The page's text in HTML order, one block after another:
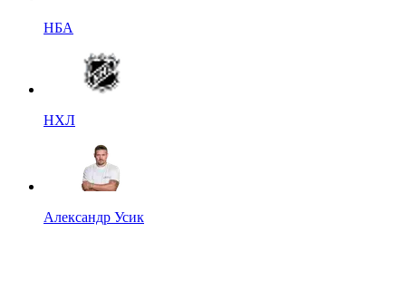
НБА
НХЛ
Александр Усик